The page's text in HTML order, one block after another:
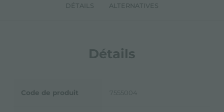
DÉTAILS ALTERNATIVES
Détails
Code de produit 7555004